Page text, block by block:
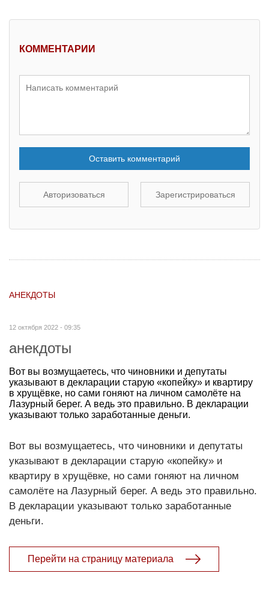
КОММЕНТАРИИ
Оставить комментарий
Авторизоваться Зарегистрироваться
АНЕКДОТЫ
12 октября 2022 - 09:35
анекдоты
Вот вы возмущаетесь, что чиновники и депутаты
указывают в декларации старую «копейку» и квартиру
в хрущёвке, но сами гоняют на личном самолёте на
Лазурный берег. А ведь это правильно. В декларации
указывают только заработанные деньги.
Вот вы возмущаетесь, что чиновники и депутаты
указывают в декларации старую «копейку» и
квартиру в хрущёвке, но сами гоняют на личном
самолёте на Лазурный берег. А ведь это правильно.
В декларации указывают только заработанные
деньги.
Перейти на страницу материала